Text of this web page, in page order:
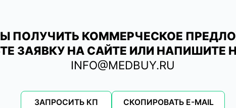
ПОЛУЧИТЬ КОММЕРЧЕСКОЕ
ЗАЯВКУ НА САЙТЕ ИЛИ НАПИШИТЕ
INFO@MEDBUY.RU
ЗАПРОСИТЬ КП СКОПИРОВАТЬ E-MAIL